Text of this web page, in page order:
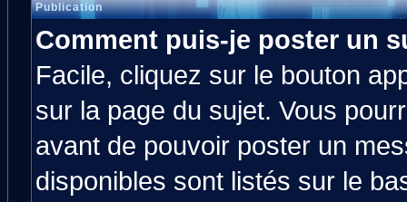
Publication
Comment puis-je poster un
Facile, cliquez sur le bouton
sur la page du sujet. Vous
avant de pouvoir poster un
disponibles sont listés sur le